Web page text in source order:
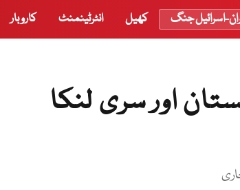
اسرائیل جنگ کھیل انٹرٹینمنٹ کاروبار
اور سری لنکا